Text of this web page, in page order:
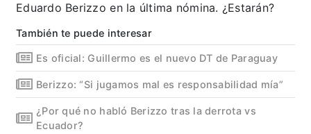
Eduardo Berizzo en la última nómina. ¿Estarán?
También te puede interesar
Es oficial: Guillermo es el nuevo DT de Paraguay
Berizzo: “Si jugamos mal es responsabilidad mía”
¿Por qué no habló Berizzo tras la derrota vs
Ecuador?